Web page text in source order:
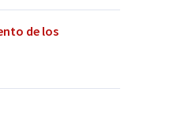
de los